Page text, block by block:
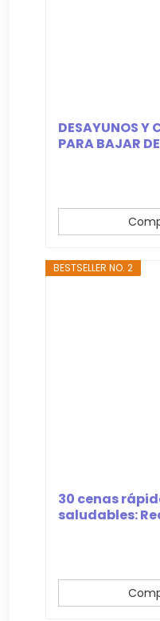
DESAYUNOS Y
PARA BAJAR
BESTSELLER NO. 2
30 cenas
saludables: